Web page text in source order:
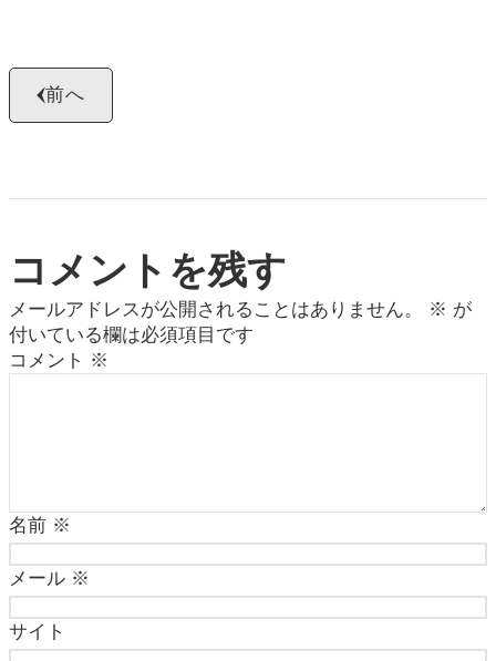
前へ
コメントを残す
メールアドレスが公開されることはありません。 ※ が
付いている欄は必須項目です
コメント ※
名前 ※
メール ※
サイト